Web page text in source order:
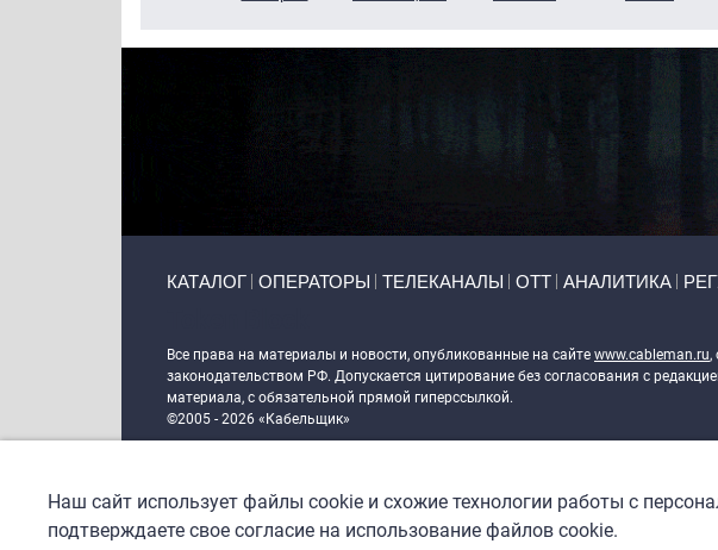
КАТАЛОГ ОПЕРАТОРЫ ТЕЛЕКАНАЛЫ ОТТ АНАЛИТИКА
Все права на материалы и новости, опубликованные на сайте www.cableman.ru,
законодательством РФ. Допускается цитирование без согласования с
материала, с обязательной прямой гиперссылкой.
©2005 - 2026 «Кабельщик»
DrupalCoder — поддержка сайта c 2017 года
Наш сайт использует файлы cookie и схожие технологии работы с
подтверждаете свое согласие на использование файлов cookie.